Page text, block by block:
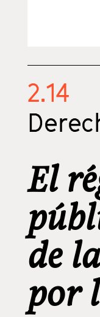
2.14
El
de
por